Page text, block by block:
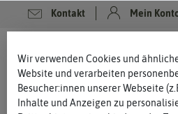
Kontakt Mein
Wir verwenden Cookies und
Website und verarbeiten
Besucher:innen unserer Webseite
Inhalte und Anzeigen zu